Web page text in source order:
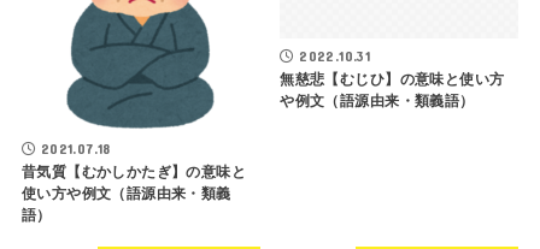
2021.07.18
昔気質【むかしかたぎ】の意味と
使い方や例文（語源由来・類義
語）
2022.10.31
無慈悲【むじひ】の意味と使い方
や例文（語源由来・類義語）